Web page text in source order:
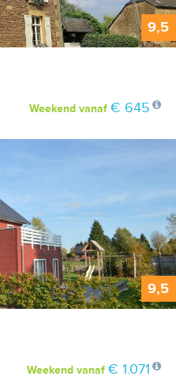
9,5
Weekendvanaf € 645
9,5
Weekendvanaf € 1.071